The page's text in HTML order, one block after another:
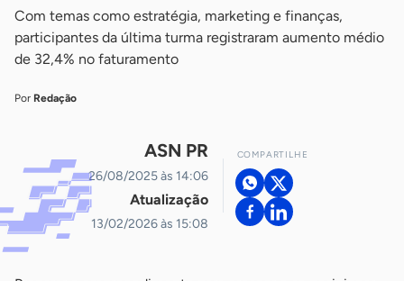
Com temas como estratégia, marketing e finanças,
participantes da última turma registraram aumento médio
de 32,4% no faturamento
Por Redação
ASN PR
26/08/2025 às 14:06
Atualização
13/02/2026 às 15:08
COMPARTILHE